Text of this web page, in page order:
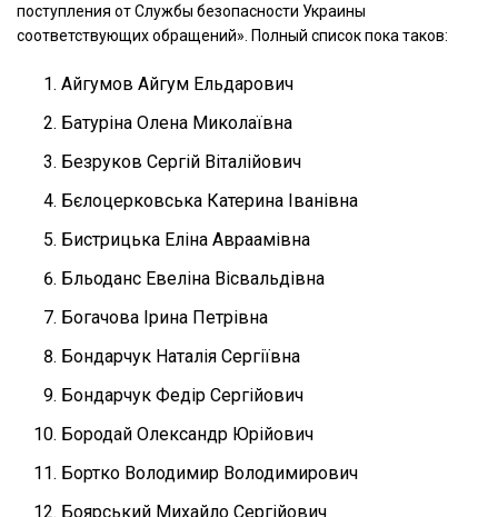
поступления от Службы безопасности Украины
соответствующих обращений». Полный список пока таков:
Айгумов Айгум Ельдарович
Батуріна Олена Миколаївна
Безруков Сергій Віталійович
Бєлоцерковська Катерина Іванівна
Бистрицька Еліна Авраамівна
Бльоданс Евеліна Вісвальдівна
Богачова Ірина Петрівна
Бондарчук Наталія Сергіївна
Бондарчук Федір Сергійович
Бородай Олександр Юрійович
Бортко Володимир Володимирович
Боярський Михайло Сергійович